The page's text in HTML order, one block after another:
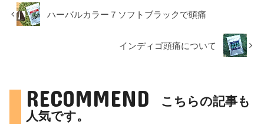
ハーバルカラー７ソフトブラックで頭痛
インディゴ頭痛について
RECOMMEND
こちらの記事も
人気です。